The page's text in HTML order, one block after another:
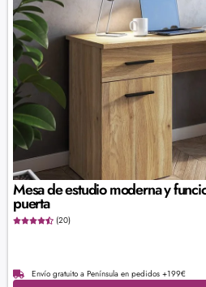
Mesa de estudio moderna y
puerta
(20)
Envío gratuito a Península en pedidos +199€